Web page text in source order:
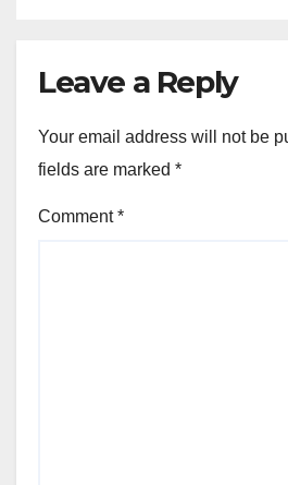
Leave a Reply
Your email address will not be
fields are marked *
Comment*